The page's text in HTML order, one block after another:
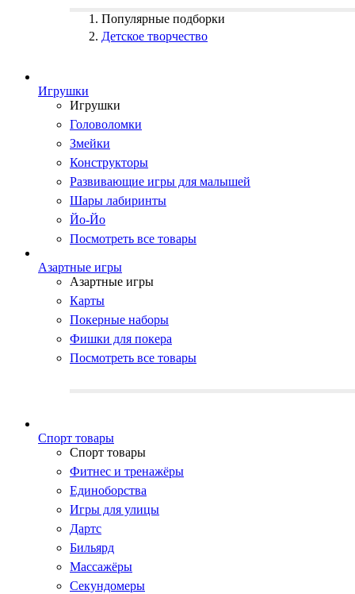
Популярные подборки
Детское творчество
Игрушки
Игрушки
Головоломки
Змейки
Конструкторы
Развивающие игры для малышей
Шары лабиринты
Йо-Йо
Посмотреть все товары
Азартные игры
Азартные игры
Карты
Покерные наборы
Фишки для покера
Посмотреть все товары
Cпорт товары
Cпорт товары
Фитнес и тренажёры
Единоборства
Игры для улицы
Дартс
Бильярд
Массажёры
Секундомеры